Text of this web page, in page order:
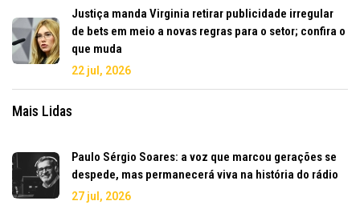
Justiça manda Virginia retirar publicidade irregular
de bets em meio a novas regras para o setor; confira o
que muda
22 jul, 2026
Mais Lidas
Paulo Sérgio Soares: a voz que marcou gerações se
despede, mas permanecerá viva na história do rádio
27 jul, 2026